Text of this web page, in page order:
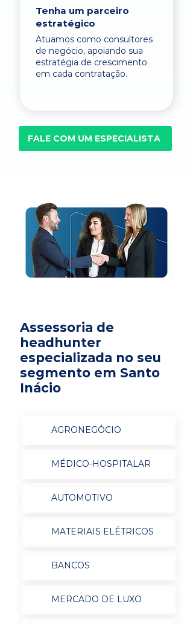
Tenha um parceiro
estratégico
Atuamos como consultores
de negócio, apoiando sua
estratégia de crescimento
em cada contratação.
FALE COM UM ESPECIALISTA
Assessoria de
headhunter
especializada no seu
segmento em Santo
Inácio
AGRONEGÓCIO
MÉDICO-HOSPITALAR
AUTOMOTIVO
MATERIAIS ELÉTRICOS
BANCOS
MERCADO DE LUXO